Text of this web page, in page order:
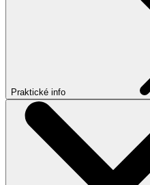
Praktické info